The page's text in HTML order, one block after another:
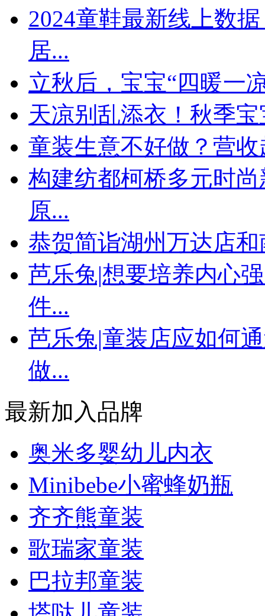
​2024童鞋最新线上数
居...
立秋后，宝宝“四暖一
天凉别乱添衣！秋季
童装生意不好做？营
构建纺都柯桥多元时
原...
恭贺简诣湖州万达店
芭乐兔|想要培养内心
件...
芭乐兔|童装店应如何
做...
最新加入品牌
奥米多婴幼儿内衣
Minibebe小蜜蜂奶瓶
齐齐熊童装
歌瑞家童装
巴拉邦童装